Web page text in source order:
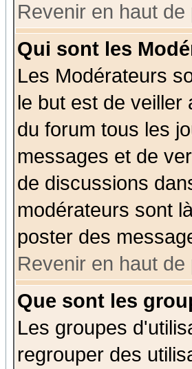
Revenir en haut de
Qui sont les
Les Modérateurs
le but est de veiller
du forum tous les
messages et de
de discussions
modérateurs sont
poster des
Revenir en haut de
Que sont les
Les groupes
regrouper des